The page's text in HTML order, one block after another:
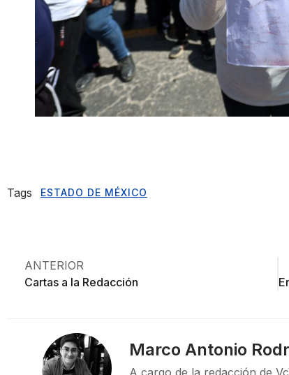
Tags ESTADO DE MÉXICO
ANTERIOR
Cartas a la Redacción
Marco Antonio
A cargo de la redacción de